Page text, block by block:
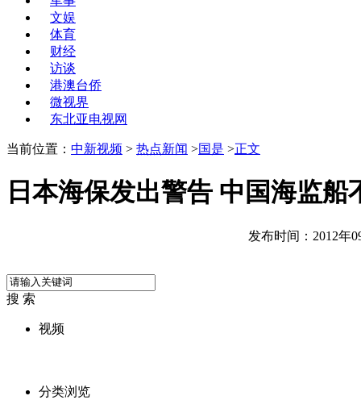
文娱
体育
财经
访谈
港澳台侨
微视界
东北亚电视网
当前位置： 中新视频 > 热点新闻 >国是 >正文
日本海保发出警告 中国海监船
发布时间：2012年
搜 索
视频
分类浏览